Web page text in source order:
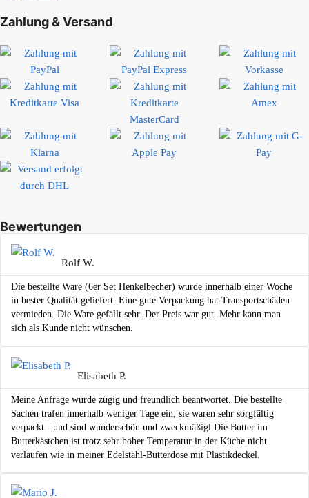
Zahlung & Versand
Bewertungen
Rolf W.
Die bestellte Ware (6er Set Henkelbecher) wurde innerhalb einer Woche
in bester Qualität geliefert. Eine gute Verpackung hat Transportschäden
vermieden. Die Ware gefällt sehr. Der Preis war gut. Mehr kann man
sich als Kunde nicht wünschen.
Elisabeth P.
Meine Anfrage wurde zügig und freundlich beantwortet. Die bestellte
Sachen trafen innerhalb weniger Tage ein, sie waren sehr sorgfältig
verpackt - und sind wunderschön und zweckmäßigl Die Butter im
Butterkästchen ist trotz sehr hoher Temperatur in der Küche nicht
verlaufen wie in meiner Edelstahl-Butterdose mit Plastikdeckel.